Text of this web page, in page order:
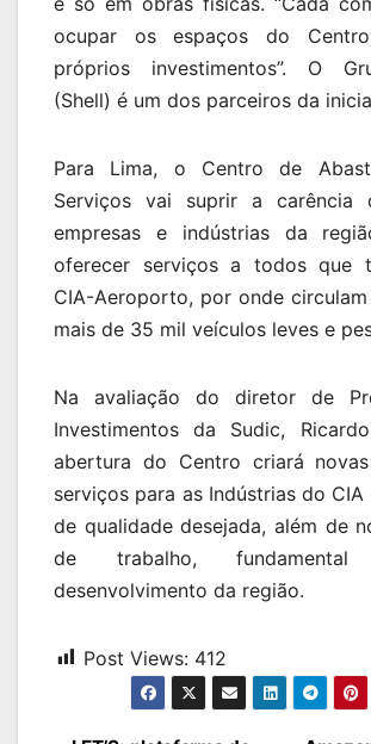
ocupar os espaços do
próprios investimentos”. O
(Shell) é um dos parceiros da
Para Lima, o Centro de
Serviços vai suprir a carência
empresas e indústrias da
oferecer serviços a todos que
CIA-Aeroporto, por onde
mais de 35 mil veículos leves e
Na avaliação do diretor de
Investimentos da Sudic,
abertura do Centro criará
serviços para as Indústrias do
de qualidade desejada, além de
de trabalho,
desenvolvimento da região.
Post Views: 412